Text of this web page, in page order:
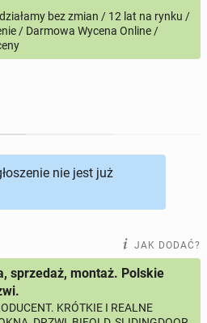
164ogłoszenia online
bez zmian / 12 lat na rynku /
/ Darmowa Wycena Online /
nie jest już
JAK DODAĆ?
sprzedaż, montaż. Polskie
KRÓTKIE I REALNE